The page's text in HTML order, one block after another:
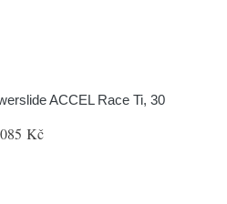
ACCEL Race Ti, 30
Kč